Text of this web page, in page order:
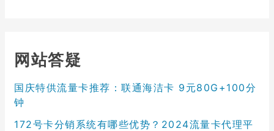
网站答疑
国庆特供流量卡推荐：联通海洁卡 9元80G+100分
钟
172号卡分销系统有哪些优势？2024流量卡代理平